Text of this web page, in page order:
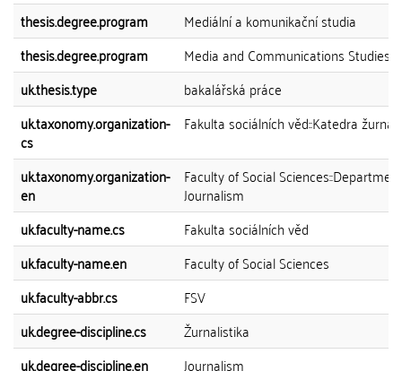
thesis.degree.program
Mediální a komunikační studia
thesis.degree.program
Media and Communications Studies
uk.thesis.type
bakalářská práce
uk.taxonomy.organization-
cs
Fakulta sociálních věd::Katedra
uk.taxonomy.organization-
en
Faculty of Social
Journalism
uk.faculty-name.cs
Fakulta sociálních věd
uk.faculty-name.en
Faculty of Social Sciences
uk.faculty-abbr.cs
FSV
uk.degree-discipline.cs
Žurnalistika
uk.degree-discipline.en
Journalism